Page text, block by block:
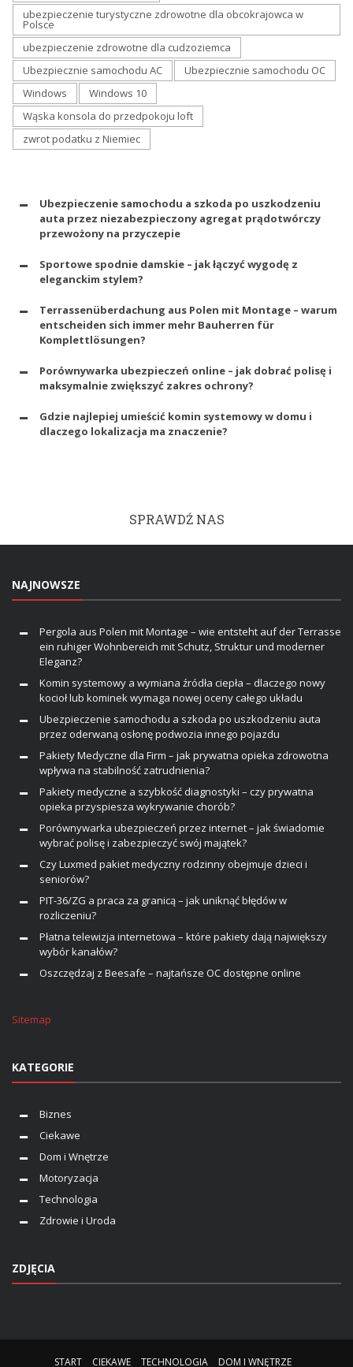
ubezpieczenie turystyczne zdrowotne dla obcokrajowca w
Polsce
ubezpieczenie zdrowotne dla cudzoziemca
Ubezpiecznie samochodu AC
Ubezpiecznie samochodu OC
Windows
Windows 10
Wąska konsola do przedpokoju loft
zwrot podatku z Niemiec
Ubezpieczenie samochodu a szkoda po uszkodzeniu
auta przez niezabezpieczony agregat prądotwórczy
przewożony na przyczepie
Sportowe spodnie damskie – jak łączyć wygodę z
eleganckim stylem?
Terrassenüberdachung aus Polen mit Montage – warum
entscheiden sich immer mehr Bauherren für
Komplettlösungen?
Porównywarka ubezpieczeń online – jak dobrać polisę i
maksymalnie zwiększyć zakres ochrony?
Gdzie najlepiej umieścić komin systemowy w domu i
dlaczego lokalizacja ma znaczenie?
SPRAWDŹ NAS
NAJNOWSZE
Pergola aus Polen mit Montage – wie entsteht auf der Terrasse
ein ruhiger Wohnbereich mit Schutz, Struktur und moderner
Eleganz?
Komin systemowy a wymiana źródła ciepła – dlaczego nowy
kocioł lub kominek wymaga nowej oceny całego układu
Ubezpieczenie samochodu a szkoda po uszkodzeniu auta
przez oderwaną osłonę podwozia innego pojazdu
Pakiety Medyczne dla Firm – jak prywatna opieka zdrowotna
wpływa na stabilność zatrudnienia?
Pakiety medyczne a szybkość diagnostyki – czy prywatna
opieka przyspiesza wykrywanie chorób?
Porównywarka ubezpieczeń przez internet – jak świadomie
wybrać polisę i zabezpieczyć swój majątek?
Czy Luxmed pakiet medyczny rodzinny obejmuje dzieci i
seniorów?
PIT-36/ZG a praca za granicą – jak uniknąć błędów w
rozliczeniu?
Płatna telewizja internetowa – które pakiety dają największy
wybór kanałów?
Oszczędzaj z Beesafe – najtańsze OC dostępne online
Sitemap
KATEGORIE
Biznes
Ciekawe
Dom i Wnętrze
Motoryzacja
Technologia
Zdrowie i Uroda
ZDJĘCIA
START CIEKAWE TECHNOLOGIA DOM I WNĘTRZE